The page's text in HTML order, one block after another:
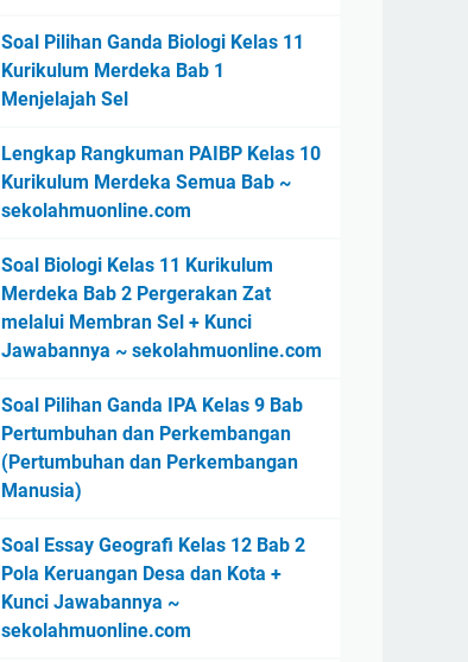
Soal Pilihan Ganda Biologi Kelas 11
Kurikulum Merdeka Bab 1
Menjelajah Sel
Lengkap Rangkuman PAIBP Kelas 10
Kurikulum Merdeka Semua Bab ~
sekolahmuonline.com
Soal Biologi Kelas 11 Kurikulum
Merdeka Bab 2 Pergerakan Zat
melalui Membran Sel + Kunci
Jawabannya ~ sekolahmuonline.com
Soal Pilihan Ganda IPA Kelas 9 Bab
Pertumbuhan dan Perkembangan
(Pertumbuhan dan Perkembangan
Manusia)
Soal Essay Geografi Kelas 12 Bab 2
Pola Keruangan Desa dan Kota +
Kunci Jawabannya ~
sekolahmuonline.com